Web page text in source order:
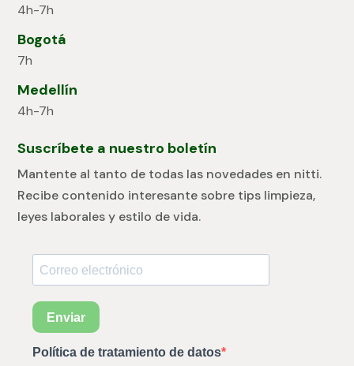
4h-7h
Bogotá
7h
Medellín
4h-7h
Suscríbete a nuestro boletín
Mantente al tanto de todas las novedades en nitti.
Recibe contenido interesante sobre tips limpieza,
leyes laborales y estilo de vida.